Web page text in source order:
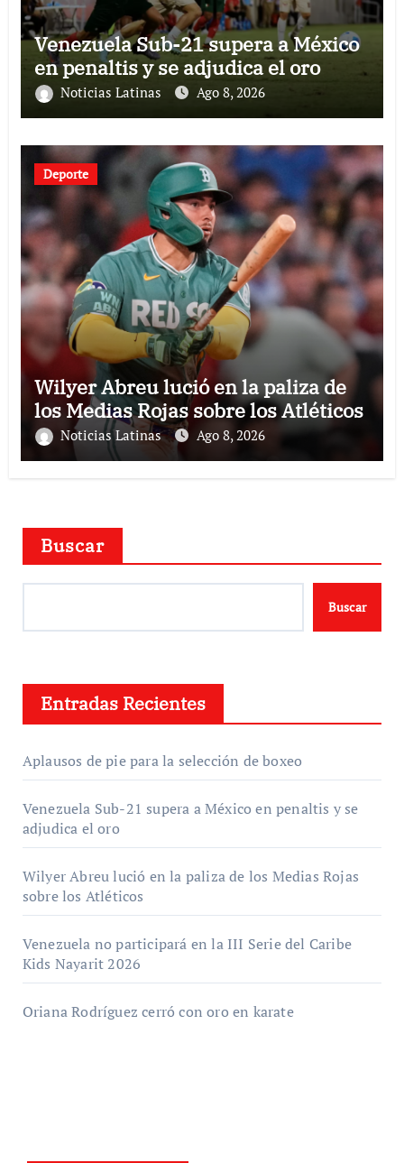
Venezuela Sub-21 supera a México
en penaltis y se adjudica el oro
Noticias Latinas Ago 8, 2026
Deporte
Wilyer Abreu lució en la paliza de
los Medias Rojas sobre los Atléticos
Noticias Latinas Ago 8, 2026
Buscar
Buscar
Entradas Recientes
Aplausos de pie para la selección de boxeo
Venezuela Sub-21 supera a México en penaltis y se
adjudica el oro
Wilyer Abreu lució en la paliza de los Medias Rojas
sobre los Atléticos
Venezuela no participará en la III Serie del Caribe
Kids Nayarit 2026
Oriana Rodríguez cerró con oro en karate